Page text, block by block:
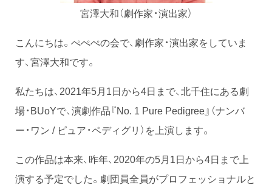
宮澤大和（劇作家・演出家）
こんにちは。ぺぺぺの会で、劇作家・演出家をしていま
す、宮澤大和です。
私たちは、2021年5月1日から4日まで、北千住にある劇
場・BUoYで、演劇作品『No. 1 Pure Pedigree』（ナンバ
ー・ワン / ピュア・ペディグリ）を上演します。
この作品は本来、昨年、2020年の5月1日から4日まで上
演する予定でした。劇団員全員がプロフェッショナルと